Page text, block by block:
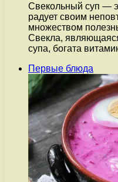
Свекольный суп —
радует своим
множеством
Свекла,
супа, богата
Первые блюда